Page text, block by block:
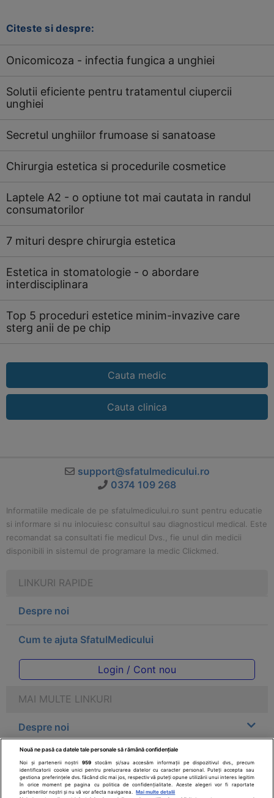
Citeste si despre:
Onicomicoza - infectia fungica a unghiei
Solutii eficiente pentru tratamentul ciupercii
unghiei
Secretul unghiilor frumoase si sanatoase
Chirurgia estetica si procedurile cosmetice
Laptele A2 - o optiune tot mai cautata in randul
consumatorilor
7 mituri despre chirurgia estetica
Estetica in stomatologie - o abordare
interdisciplinara
Top 5 proceduri estetice minim-invazive care
sterg anii de pe chip
Cauta medic
Cauta clinica
support@sfatulmedicului.ro
0374 109 268
Informatiile medicale de pe sfatulmedicului.ro sunt pentru educatie
si informare si nu inlocuiesc consultul sau diagnosticul medical. Este
recomandat sa consultati fie medicul Dvs., fie unul din medicii
disponibili in sistemul de programare la medic Clickmed.
LINKURI RAPIDE
Despre noi
Cum te ajuta SfatulMedicului
Login / Cont nou
MAI MULTE LINKURI
Despre noi
Legal
Drepturile consumatorului
Nouă ne pasă ca datele tale personale să rămână confidențiale
Noi și partenerii noștri959 stocăm și/sau accesăm informații pe dispozitivul dvs., precum
identificatorii cookie unici pentru prelucrarea datelor cu caracter personal. Puteți accepta sau
gestiona preferințele dvs. făcând clic mai jos, respectiv vă puteți opune utilizării unui interes legitim
în orice moment pe pagina cu politica de confidențialitate. Aceste alegeri vor fi raportate
partenerilor noștri și nu vă vor afecta navigarea.
Mai multe detalii